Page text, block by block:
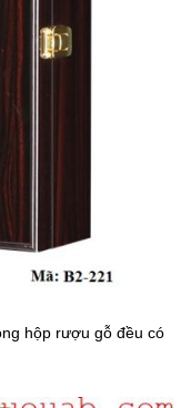
hộp rượu gỗ đều có